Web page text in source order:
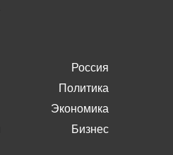
Россия
Политика
Экономика
Бизнес